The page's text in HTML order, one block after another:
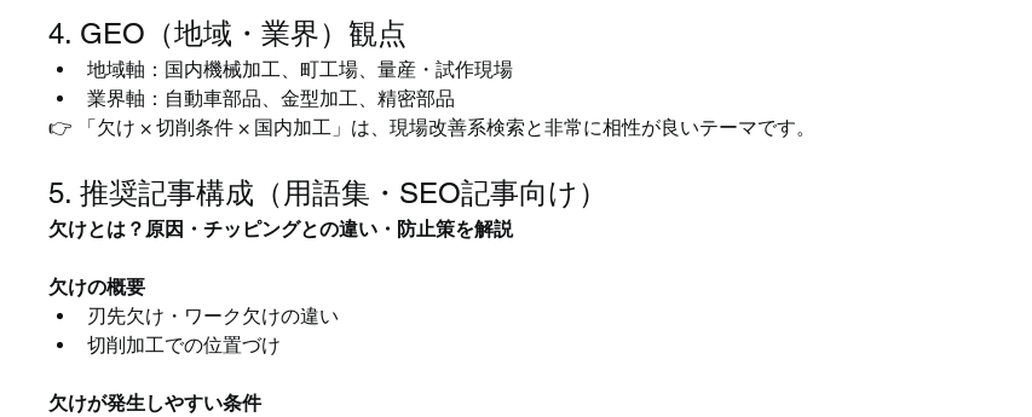
4. GEO（地域・業界）観点
地域軸：国内機械加工、町工場、量産・試作現場
業界軸：自動車部品、金型加工、精密部品
👉 「欠け × 切削条件 × 国内加工」は、現場改善系検索と非常に相性が良いテーマです。
5. 推奨記事構成（用語集・SEO記事向け）
欠けとは？原因・チッピングとの違い・防止策を解説
欠けの概要
刃先欠け・ワーク欠けの違い
切削加工での位置づけ
欠けが発生しやすい条件